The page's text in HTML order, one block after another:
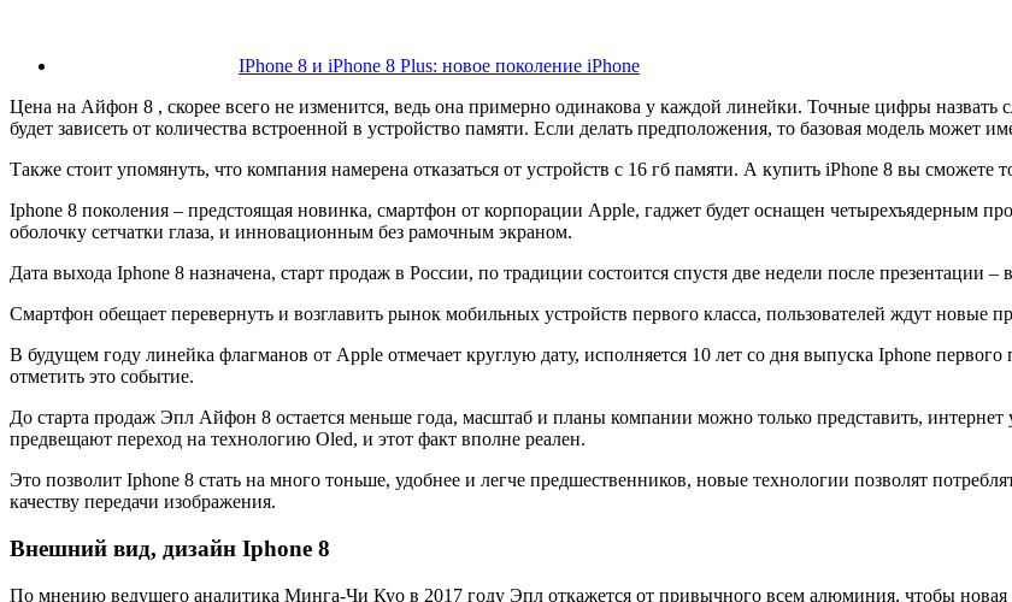
IPhone 8 и iPhone 8 Plus: новое поколение iPhone
Цена на Айфон 8 , скорее всего не изменится, ведь она примерно одинакова у каждой линейки. Точные цифры назвать
будет зависеть от количества встроенной в устройство памяти. Если делать предположения, то базовая модель может
Также стоит упомянуть, что компания намерена отказаться от устройств с 16 гб памяти. А купить iPhone 8 вы сможете
Iphone 8 поколения – предстоящая новинка, смартфон от корпорации Apple, гаджет будет оснащен четырехъядерным
оболочку сетчатки глаза, и инновационным без рамочным экраном.
Дата выхода Iphone 8 назначена, старт продаж в России, по традиции состоится спустя две недели после презентации –
Смартфон обещает перевернуть и возглавить рынок мобильных устройств первого класса, пользователей ждут
В будущем году линейка флагманов от Apple отмечает круглую дату, исполняется 10 лет со дня выпуска Iphone
отметить это событие.
До старта продаж Эпл Айфон 8 остается меньше года, масштаб и планы компании можно только представить,
предвещают переход на технологию Oled, и этот факт вполне реален.
Это позволит Iphone 8 стать на много тоньше, удобнее и легче предшественников, новые технологии позволят
качеству передачи изображения.
Внешний вид, дизайн Iphone 8
По мнению ведущего аналитика Минга-Чи Куо в 2017 году Эпл откажется от привычного всем алюминия, чтобы